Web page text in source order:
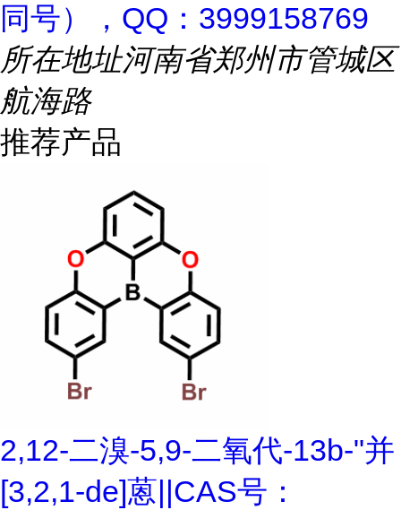
同号），QQ：3999158769
所在地址河南省郑州市管城区
航海路
推荐产品
2,12-二溴-5,9-二氧代-13b-"并
[3,2,1-de]蒽||CAS号：